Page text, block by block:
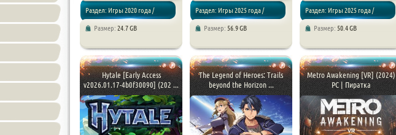
Раздел: Игры 2020 года /
Размер: 24.7 GB
Раздел: Игры 2025 года /
Размер: 56.9 GB
Раздел: Игры 2025 года /
Размер: 50.4 GB
Hytale [Early Access
v2026.01.17-4b0f30090] (202 ...
The Legend of Heroes: Trails
beyond the Horizon ...
Metro Awakening [VR] (2024)
PC | Пиратка